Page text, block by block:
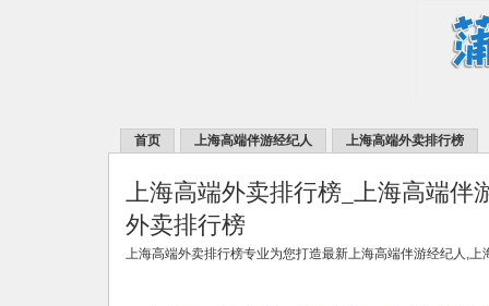
首页 上海高端伴游经纪人 上海高端外卖排行榜
上海高端外卖排行榜_上海高端伴
外卖排行榜
上海高端外卖排行榜专业为您打造最新上海高端伴游经纪人,上